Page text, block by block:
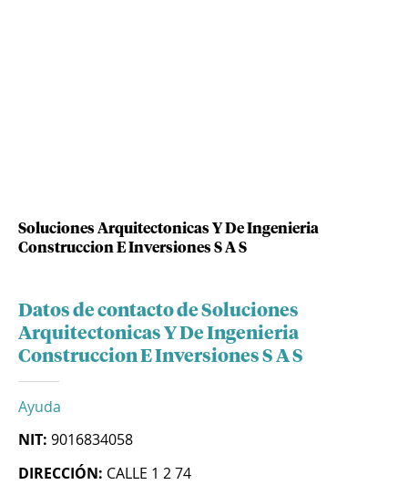
Soluciones Arquitectonicas Y De Ingenieria
Construccion E Inversiones S A S
Datos de contacto de Soluciones
Arquitectonicas Y De Ingenieria
Construccion E Inversiones S A S
Ayuda
NIT: 9016834058
DIRECCIÓN: CALLE 1 2 74